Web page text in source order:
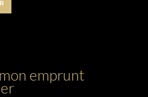
emprunt